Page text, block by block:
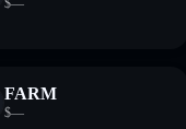
$—
FARM
$—